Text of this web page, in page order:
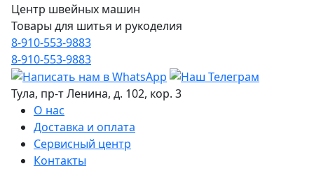
Центр швейных машин
Товары для шитья и рукоделия
8-910-553-9883
8-910-553-9883
Тула, пр-т Ленина, д. 102, кор. 3
О нас
Доставка и оплата
Сервисный центр
Контакты